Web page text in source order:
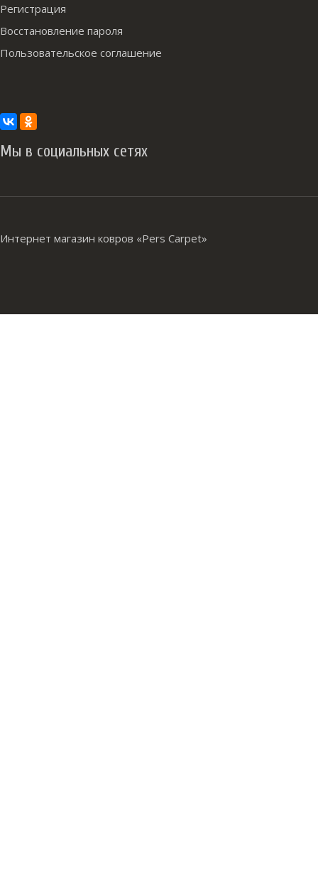
Регистрация
Восстановление пароля
Пользовательское соглашение
Мы в социальных сетях
Интернет магазин ковров «Pers Carpet»